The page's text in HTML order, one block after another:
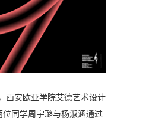
西安欧亚学院艾德艺术设计
同学周宇璐与杨淑涵通过